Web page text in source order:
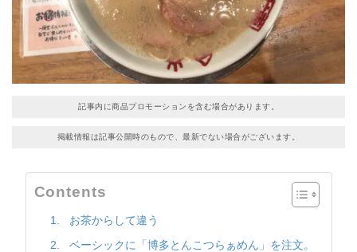
記事内に商品プロモーションを含む場合があります。
掲載情報は記事公開時のもので、最新でない場合がございます。
Contents
お茶からして違う
ベーシックに「博多とんこつらぁめん」を注文。